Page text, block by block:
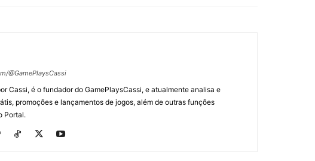
@GamePlaysCassi
Cassi, é o fundador do GamePlaysCassi, e atualmente analisa e
promoções e lançamentos de jogos, além de outras funções
Portal.